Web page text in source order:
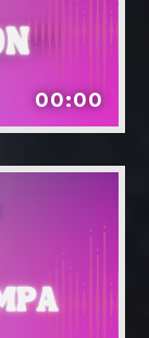
00:00